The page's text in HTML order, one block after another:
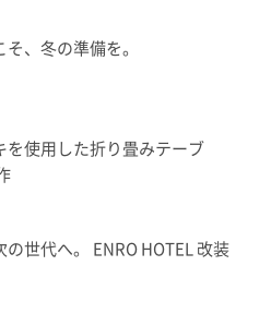
、冬の準備を。
を使用した折り畳みテーブ
世代へ。 ENRO HOTEL 改装